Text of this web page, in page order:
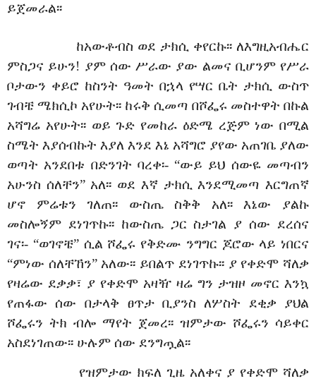
ይጀመራል፡፡
ከአውቶብስ ወደ ታክሲ ቀየርኩ፡፡ ለእግዚአብሔር
ምስጋና ይሁን! ያም ሰው ሥራው ያው ልመና ቢሆንም የሥራ
ቦታውን ቀይሮ ከስንት ዓመት በኋላ የሣር ቤት ታክሲ ውስጥ
ገብቼ ሜክሲኮ አየሁት፡፡ ከሩቅ ሲመጣ በሾፌሩ መስተዋት በኩል
አሻግሬ አየሁት፡፡ ወይ ጉድ የመከራ ዕድሜ ረጅም ነው በሚል
ስሜት እያሰብኩት እያለ እንደ እኔ አሻግሮ ያየው አጠገቤ ያለው
ወጣት አንደበቱ በድንገት ባረቀ፡- “ውይ ይህ ሰውዬ መጣብን
አሁንስ ሰለቸን” አለ፡፡ ወደ እኛ ታክሲ እንደሚመጣ እርግጠኛ
ሆኖ ምሬቱን ገለጠ፡፡ ውስጤ ስቅቅ አለ፡፡ እኔው ያልኩ
መስሎኝም ደነገጥኩ፡፡ ከውስጤ ጋር ስታገል ያ ሰው ደረሰና
ገና፡- “ወገኖቼ” ሲል ሾፌሩ የቅድሙ ንግግር ጆሮው ላይ ነበርና
“ምነው ሰለቸኸን” አለው፡፡ ይበልጥ ደነገጥኩ፡፡ ያ የቀድሞ ሻለቃ
የዛሬው ደቃቃ፣ ያ የቀድሞ አዛዥ ዛሬ ግን ታዝዞ መኖር እንኳ
የጠፋው ሰው በታላቅ ፀጥታ ቢያንስ ለሦስት ደቂቃ ያህል
ሾፌሩን ትክ ብሎ ማየት ጀመረ፡፡ ዝምታው ሾፌሩን ሳይቀር
አስደነገጠው፡፡ ሁሉም ሰው ደንግጧል፡፡
የዝምታው ክፍለ ጊዜ አለቀና ያ የቀድሞ ሻለቃ